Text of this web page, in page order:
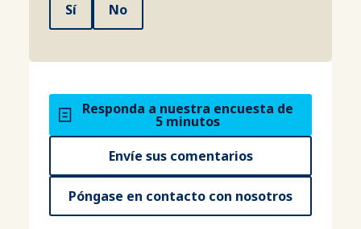
Sí No
Responda a nuestra encuesta de
5 minutos
Envíe sus comentarios
Póngase en contacto con nosotros